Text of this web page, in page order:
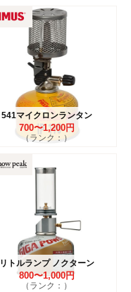
541マイクロンランタン
700〜1,200円
（ランク：）
リトルランプ ノクターン
800〜1,000円
（ランク：）